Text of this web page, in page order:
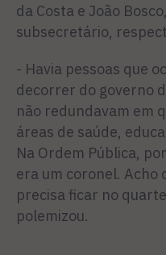
da Costa e João
subsecretário,
- Havia pessoas que
decorrer do governo
não redundavam em
áreas de saúde,
Na Ordem Pública,
era um coronel. Acho
precisa ficar no
polemizou.